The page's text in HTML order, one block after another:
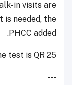
in visits are
is needed, the
PHCC added.
test is QR 25.
---